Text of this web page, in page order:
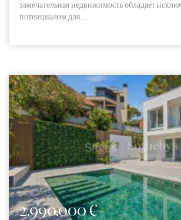
замечательная недвижимость обладает
потенциалом для...
2.990.000 €